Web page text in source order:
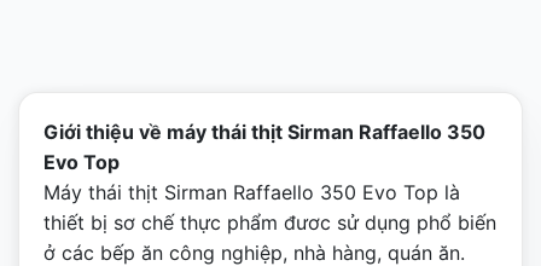
Giới thiệu về máy thái thịt Sirman Raffaello 350
Evo Top
Máy thái thịt Sirman Raffaello 350 Evo Top là
thiết bị sơ chế thực phẩm đươc sử dụng phổ biến
ở các bếp ăn công nghiệp, nhà hàng, quán ăn.